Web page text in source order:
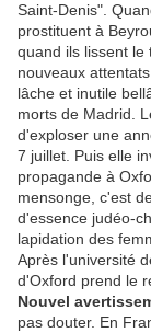
Saint-Denis".
prostituent à
quand ils lissent le
nouveaux
lâche et inutile
morts de Madrid.
d'exploser une
7 juillet. Puis elle
propagande à
mensonge, c'est
d'essence judéo-
lapidation des
Après l'université
d'Oxford prend le
Nouvel
pas douter. En